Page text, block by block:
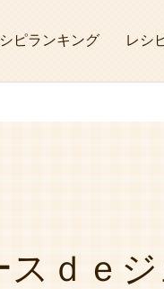
ピランキング レシ
ｄｅ